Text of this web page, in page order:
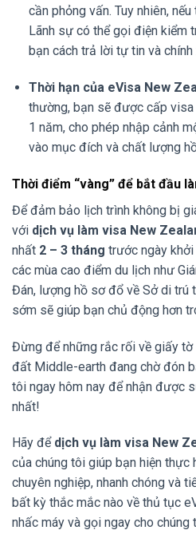
cần phỏng vấn. Tuy nhiên,
Lãnh sự có thể gọi điện kiểm
bạn cách trả lời tự tin và chính
Thời hạn của eVisa New
thường, bạn sẽ được cấp
1 năm, cho phép nhập cảnh
vào mục đích và chất lượng
Thời điểm “vàng” để bắt đầu
Để đảm bảo lịch trình không bị
với dịch vụ làm visa New
nhất 2 – 3 tháng trước ngày
các mùa cao điểm du lịch như
Đán, lượng hồ sơ đổ về Sở di trú
sớm sẽ giúp bạn chủ động hơn
Đừng để những rắc rối về giấy
đất Middle-earth đang chờ đón
tôi ngay hôm nay để nhận được
nhất!
Hãy để dịch vụ làm visa New
của chúng tôi giúp bạn hiện
chuyên nghiệp, nhanh chóng và
bất kỳ thắc mắc nào về thủ tục
nhấc máy và gọi ngay cho